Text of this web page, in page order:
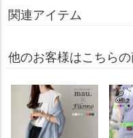
関連アイテム
他のお客様はこちら